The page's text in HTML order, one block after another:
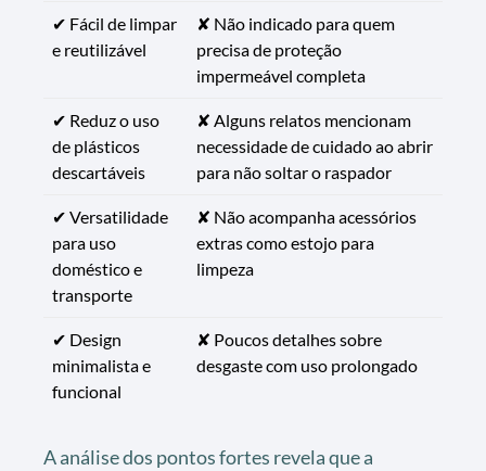
✔ Fácil de limpar
e reutilizável
✘ Não indicado para quem
precisa de proteção
impermeável completa
✔ Reduz o uso
de plásticos
descartáveis
✘ Alguns relatos mencionam
necessidade de cuidado ao abrir
para não soltar o raspador
✔ Versatilidade
para uso
doméstico e
transporte
✘ Não acompanha acessórios
extras como estojo para
limpeza
✔ Design
minimalista e
funcional
✘ Poucos detalhes sobre
desgaste com uso prolongado
A análise dos pontos fortes revela que a